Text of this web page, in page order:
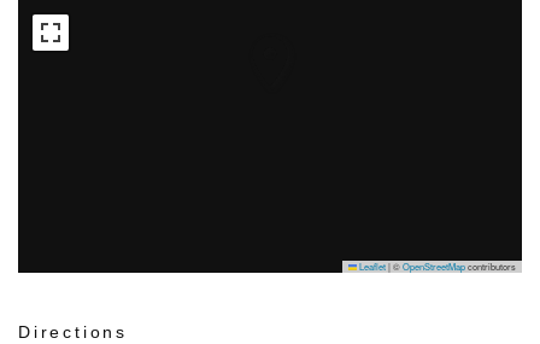
Leaflet|©OpenStreetMapcontributors
Directions